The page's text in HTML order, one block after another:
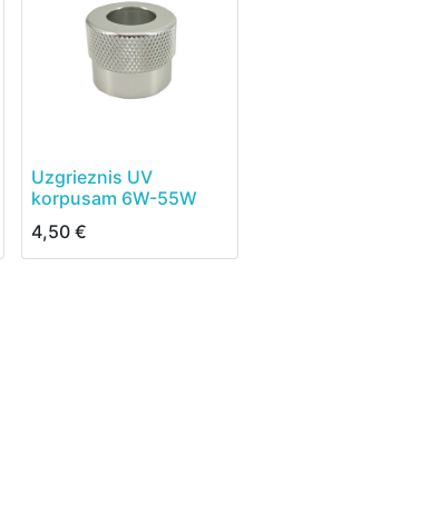
Uzgrieznis UV
korpusam 6W-55W
4,50 €